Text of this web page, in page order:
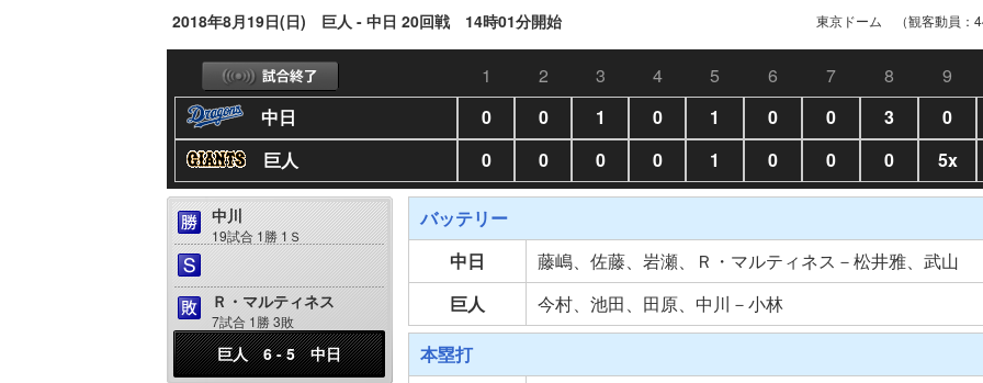
2018年8月19日(日) 巨人 - 中日 20回戦 14時01分開始 東京ドーム （観客動員：
1 2 3 4 5 6 7 8 9
中日
0 0 1 0 1 0 0 3 0
巨人
0 0 0 0 1 0 0 0 5x
中川
19試合 1勝 1Ｓ
Ｒ・マルティネス
7試合 1勝 3敗
巨人 6 - 5 中日
バッテリー
中日
藤嶋、佐藤、岩瀬、Ｒ・マルティネス－松井雅、武山
巨人
今村、池田、田原、中川－小林
本塁打